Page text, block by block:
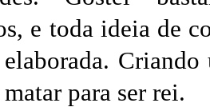
e toda ideia de
para ser rei.